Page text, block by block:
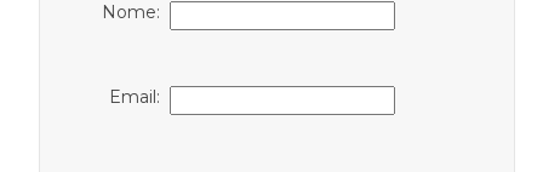
Nome:
Email: